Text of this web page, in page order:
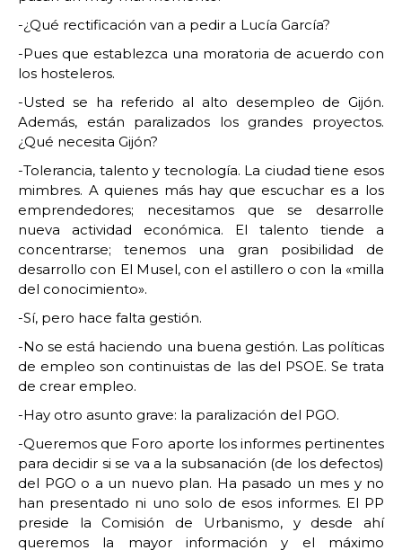
-¿Qué rectificación van a pedir a Lucía García?
-Pues que establezca una moratoria de acuerdo con
los hosteleros.
-Usted se ha referido al alto desempleo de Gijón.
Además, están paralizados los grandes proyectos.
¿Qué necesita Gijón?
-Tolerancia, talento y tecnología. La ciudad tiene esos
mimbres. A quienes más hay que escuchar es a los
emprendedores; necesitamos que se desarrolle
nueva actividad económica. El talento tiende a
concentrarse; tenemos una gran posibilidad de
desarrollo con El Musel, con el astillero o con la «milla
del conocimiento».
-Sí, pero hace falta gestión.
-No se está haciendo una buena gestión. Las políticas
de empleo son continuistas de las del PSOE. Se trata
de crear empleo.
-Hay otro asunto grave: la paralización del PGO.
-Queremos que Foro aporte los informes pertinentes
para decidir si se va a la subsanación (de los defectos)
del PGO o a un nuevo plan. Ha pasado un mes y no
han presentado ni uno solo de esos informes. El PP
preside la Comisión de Urbanismo, y desde ahí
queremos la mayor información y el máximo